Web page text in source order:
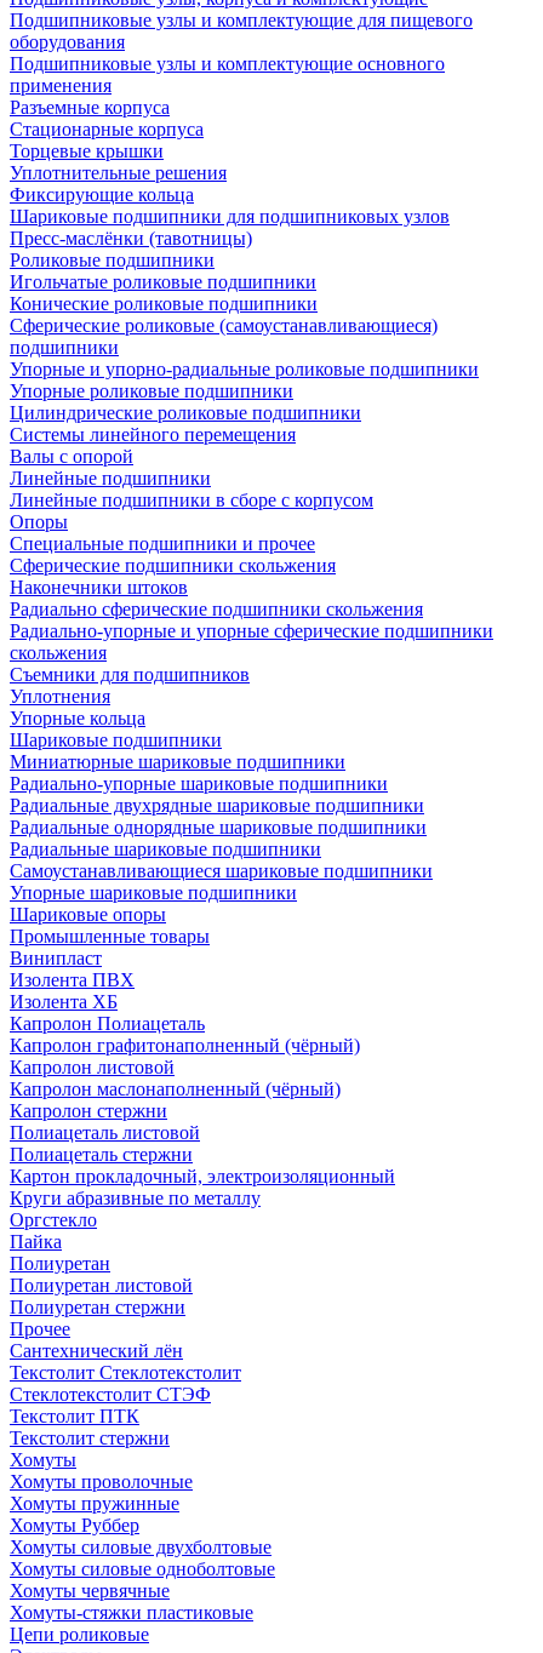
Подшипниковые узлы и комплектующие для пищевого
оборудования
Подшипниковые узлы и комплектующие основного
применения
Разъемные корпуса
Стационарные корпуса
Торцевые крышки
Уплотнительные решения
Фиксирующие кольца
Шариковые подшипники для подшипниковых узлов
Пресс-маслёнки (тавотницы)
Роликовые подшипники
Игольчатые роликовые подшипники
Конические роликовые подшипники
Сферические роликовые (самоустанавливающиеся)
подшипники
Упорные и упорно-радиальные роликовые подшипники
Упорные роликовые подшипники
Цилиндрические роликовые подшипники
Системы линейного перемещения
Валы с опорой
Линейные подшипники
Линейные подшипники в сборе с корпусом
Опоры
Специальные подшипники и прочее
Сферические подшипники скольжения
Наконечники штоков
Радиально сферические подшипники скольжения
Радиально-упорные и упорные сферические подшипники
скольжения
Съемники для подшипников
Уплотнения
Упорные кольца
Шариковые подшипники
Миниатюрные шариковые подшипники
Радиально-упорные шариковые подшипники
Радиальные двухрядные шариковые подшипники
Радиальные однорядные шариковые подшипники
Радиальные шариковые подшипники
Самоустанавливающиеся шариковые подшипники
Упорные шариковые подшипники
Шариковые опоры
Промышленные товары
Винипласт
Изолента ПВХ
Изолента ХБ
Капролон Полиацеталь
Капролон графитонаполненный (чёрный)
Капролон листовой
Капролон маслонаполненный (чёрный)
Капролон стержни
Полиацеталь листовой
Полиацеталь стержни
Картон прокладочный, электроизоляционный
Круги абразивные по металлу
Оргстекло
Пайка
Полиуретан
Полиуретан листовой
Полиуретан стержни
Прочее
Сантехнический лён
Текстолит Стеклотекстолит
Стеклотекстолит СТЭФ
Текстолит ПТК
Текстолит стержни
Хомуты
Хомуты проволочные
Хомуты пружинные
Хомуты Руббер
Хомуты силовые двухболтовые
Хомуты силовые одноболтовые
Хомуты червячные
Хомуты-стяжки пластиковые
Цепи роликовые